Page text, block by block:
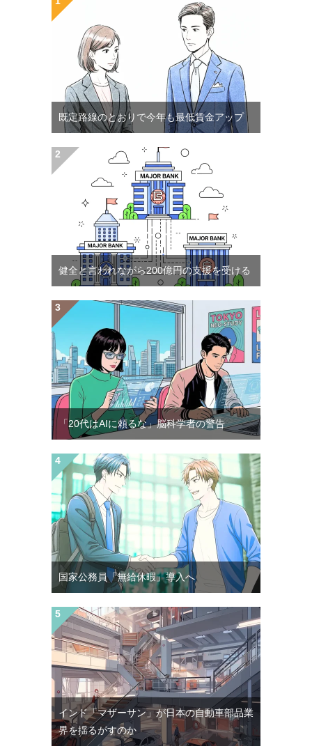
既定路線のとおりで今年も最低賃金アップ
健全と言われながら200億円の支援を受ける
「20代はAIに頼るな」脳科学者の警告
国家公務員「無給休暇」導入へ
インド「マザーサン」が日本の自動車部品業
界を揺るがすのか